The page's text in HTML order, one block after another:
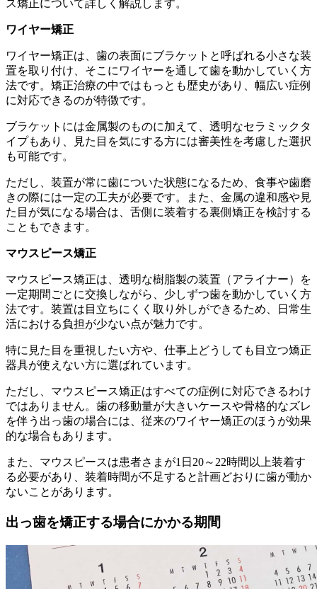
ス矯正について詳しく解説します。
ワイヤー矯正
ワイヤー矯正は、歯の表面にブラケットと呼ばれる小さな装
置を取り付け、そこにワイヤーを通して歯を動かしていく方
法です。矯正治療の中ではもっとも歴史があり、幅広い症例
に対応できるのが特徴です。
ブラケットには金属製のものに加えて、透明なセラミックタ
イプもあり、見た目を気にする方には審美性を考慮した選択
も可能です。
ただし、装置が常に歯についた状態になるため、食事や歯磨
きの際には一定の工夫が必要です。また、金属の違和感や見
た目が気になる場合は、舌側に装着する裏側矯正を検討する
こともできます。
マウスピース矯正
マウスピース矯正は、透明な樹脂製の装置（アライナー）を
一定期間ごとに交換しながら、少しずつ歯を動かしていく方
法です。装置は目立ちにくく取り外しができるため、日常生
活における負担が少ない点が魅力です。
特に見た目を重視したい方や、仕事上どうしても目立つ矯正
器具が使えない方に選ばれています。
ただし、マウスピース矯正はすべての症例に対応できるわけ
ではありません。歯の移動量が大きいケースや骨格的なズレ
を伴う出っ歯の場合には、従来のワイヤー矯正のほうが効果
的な場合もあります。
また、マウスピースは患者さまが1日20～22時間以上装着す
る必要があり、装着時間が不足すると計画どおりに歯が動か
ないことがあります。
出っ歯を矯正する場合にかかる期間